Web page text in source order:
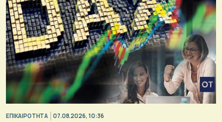
ΕΠΙΚΑΙΡΟΤΗΤΑ 07.08.2026, 10:36